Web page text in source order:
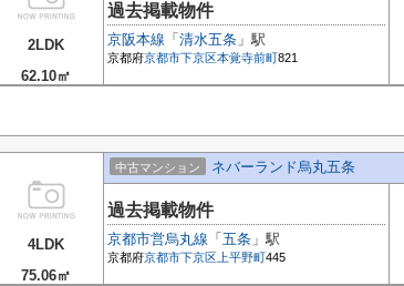
2LDK
62.10㎡
過去掲載物件
京阪本線 「 清水五条 」駅
京都府京都市下京区本覚寺前町821
4LDK
75.06㎡
中古マンション ネバーランド烏丸五条
過去掲載物件
京都市営烏丸線 「 五条 」駅
京都府京都市下京区 上平野町445